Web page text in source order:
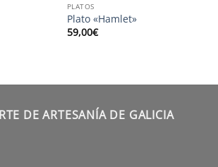
PLATOS
Plato «Hamlet»
59,00€
DE ARTESANÍA DE GALICIA